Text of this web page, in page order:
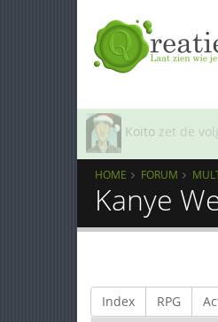
Koito zet de
HOME FORUM
Kanye
Index RPG